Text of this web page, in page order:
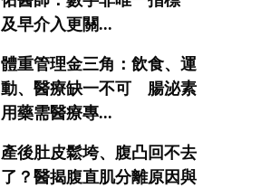
及早介入更關...
體重管理金三角：飲食、運
動、醫療缺一不可 腸泌素
用藥需醫療專...
產後肚皮鬆垮、腹凸回不去
了？醫揭腹直肌分離原因與